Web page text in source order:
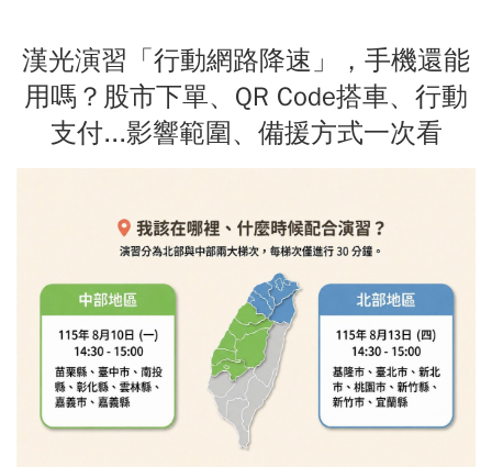
漢光演習「行動網路降速」，手機還能
用嗎？股市下單、QR Code搭車、行動
支付...影響範圍、備援方式一次看